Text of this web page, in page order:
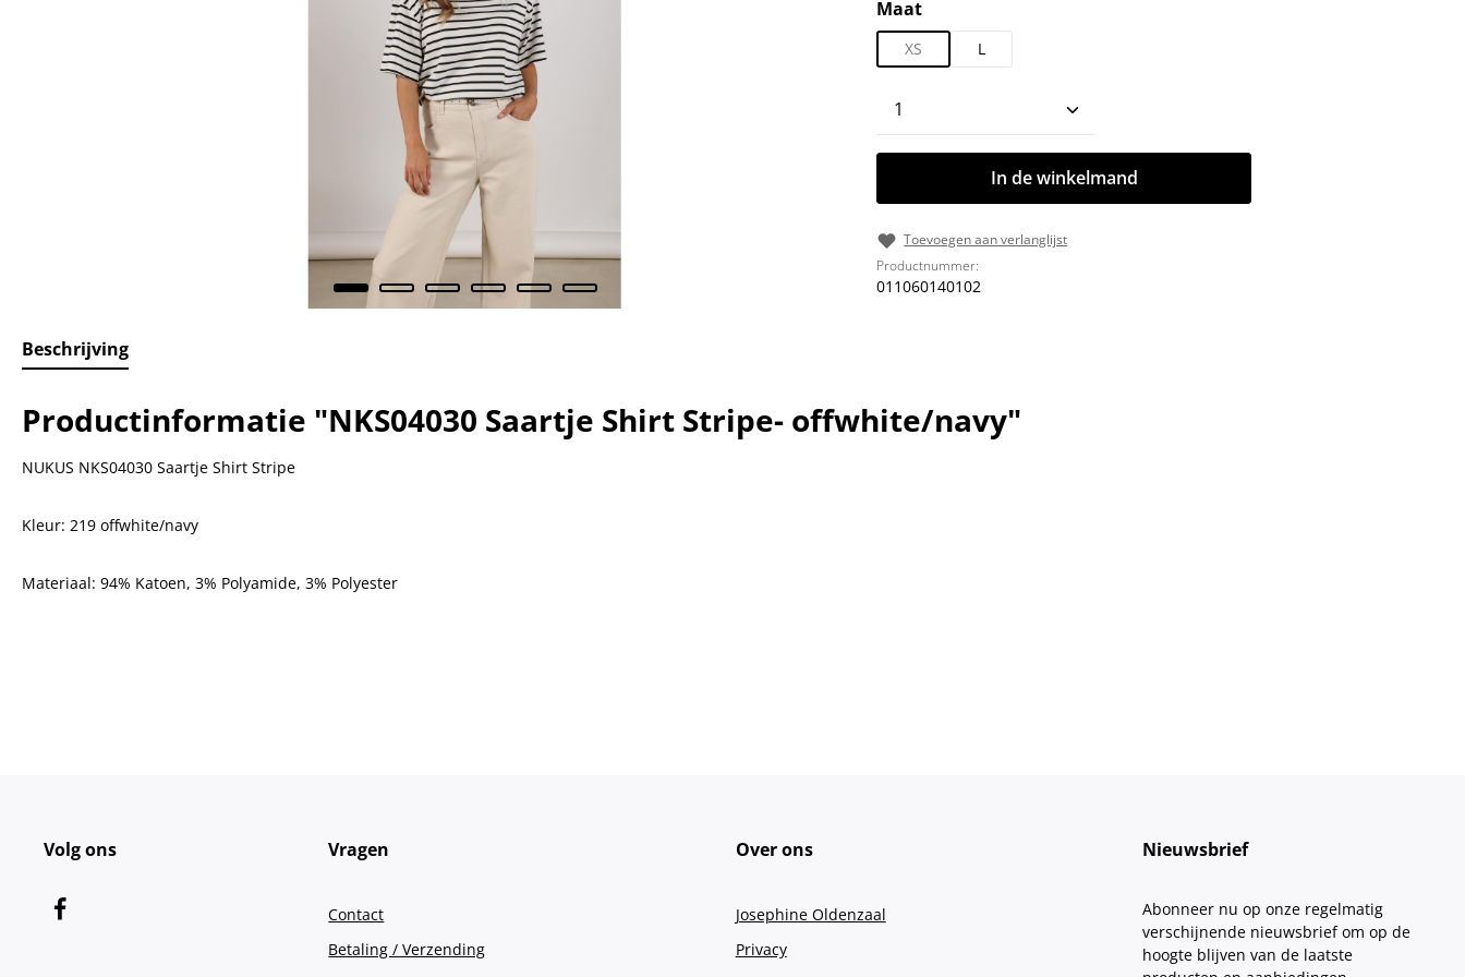
Selecteer
Maat
XS L
Producthoeveelheid: Voer de gewenste
In de winkelmand
Toevoegen aan verlanglijst
Productnummer:
011060140102
Beschrijving
Productinformatie "NKS04030 Saartje Shirt Stripe- offwhite/navy"
NUKUS NKS04030 Saartje Shirt Stripe
Kleur: 219 offwhite/navy
Materiaal: 94% Katoen, 3% Polyamide, 3% Polyester
Volg ons Vragen
Contact
Betaling / Verzending
Over ons
Josephine Oldenzaal
Privacy
Nieuwsbrief
Abonneer nu op onze regelmatig
verschijnende nieuwsbrief om op de
hoogte blijven van de laatste